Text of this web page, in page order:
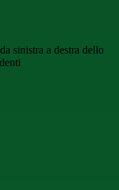
sinistra a destra dello